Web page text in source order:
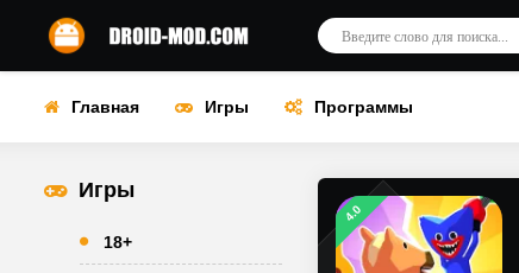
Главная Игры Программы
Игры
18+
4.0